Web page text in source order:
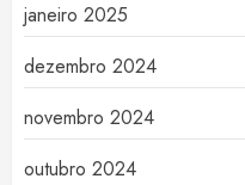
janeiro 2025
dezembro 2024
novembro 2024
outubro 2024